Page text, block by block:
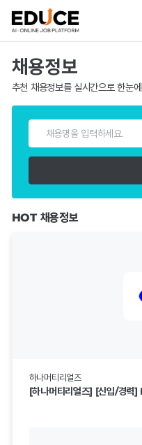
채용정보
추천 채용정보를 실시간으로 한눈
검
HOT 채용정보
하나머티리얼즈
[하나머티리얼즈] [신입/경